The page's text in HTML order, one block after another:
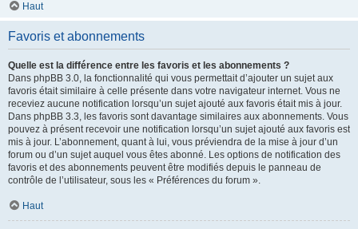
Haut
Favoris et abonnements
Quelle est la différence entre les favoris et les abonnements ?
Dans phpBB 3.0, la fonctionnalité qui vous permettait d’ajouter un sujet aux
favoris était similaire à celle présente dans votre navigateur internet. Vous ne
receviez aucune notification lorsqu’un sujet ajouté aux favoris était mis à jour.
Dans phpBB 3.3, les favoris sont davantage similaires aux abonnements. Vous
pouvez à présent recevoir une notification lorsqu’un sujet ajouté aux favoris est
mis à jour. L’abonnement, quant à lui, vous préviendra de la mise à jour d’un
forum ou d’un sujet auquel vous êtes abonné. Les options de notification des
favoris et des abonnements peuvent être modifiés depuis le panneau de
contrôle de l’utilisateur, sous les « Préférences du forum ».
Haut